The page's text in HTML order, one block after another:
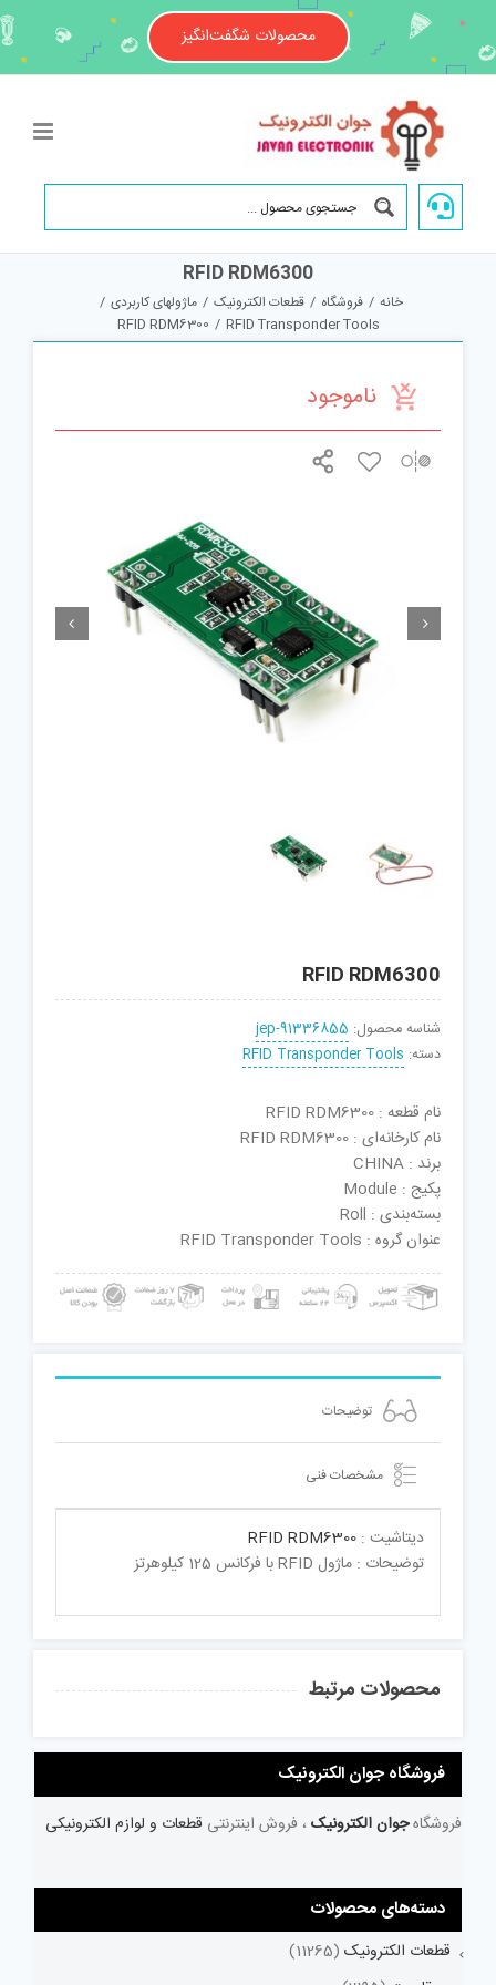
content
محصولات شگفت‌انگیز
RFID RDM6300
خانه / فروشگاه / قطعات الکترونیک / ماژولهای کاربردی /
RFID Transponder Tools
/
RFID RDM6300
ناموجود
 
RFID RDM6300
شناسه محصول: jep-91336855
دسته: RFID Transponder Tools
نام قطعه : RFID RDM6300
نام کارخانه‌ای : RFID RDM6300
برند : CHINA
پکیج : Module
بسته‌بندی : Roll
عنوان گروه : RFID Transponder Tools
توضیحات
مشخصات فنی
دیتاشیت : RFID RDM6300
توضیحات : ماژول RFID با فرکانس 125 کیلوهرتز
محصولات مرتبط
فروشگاه جوان الکترونیک
فروشگاهجوان الکترونیک ، فروش اینترنتی قطعات و لوازم الکترونیکی
دسته‌های محصولات
قطعات الکترونیک (11265)